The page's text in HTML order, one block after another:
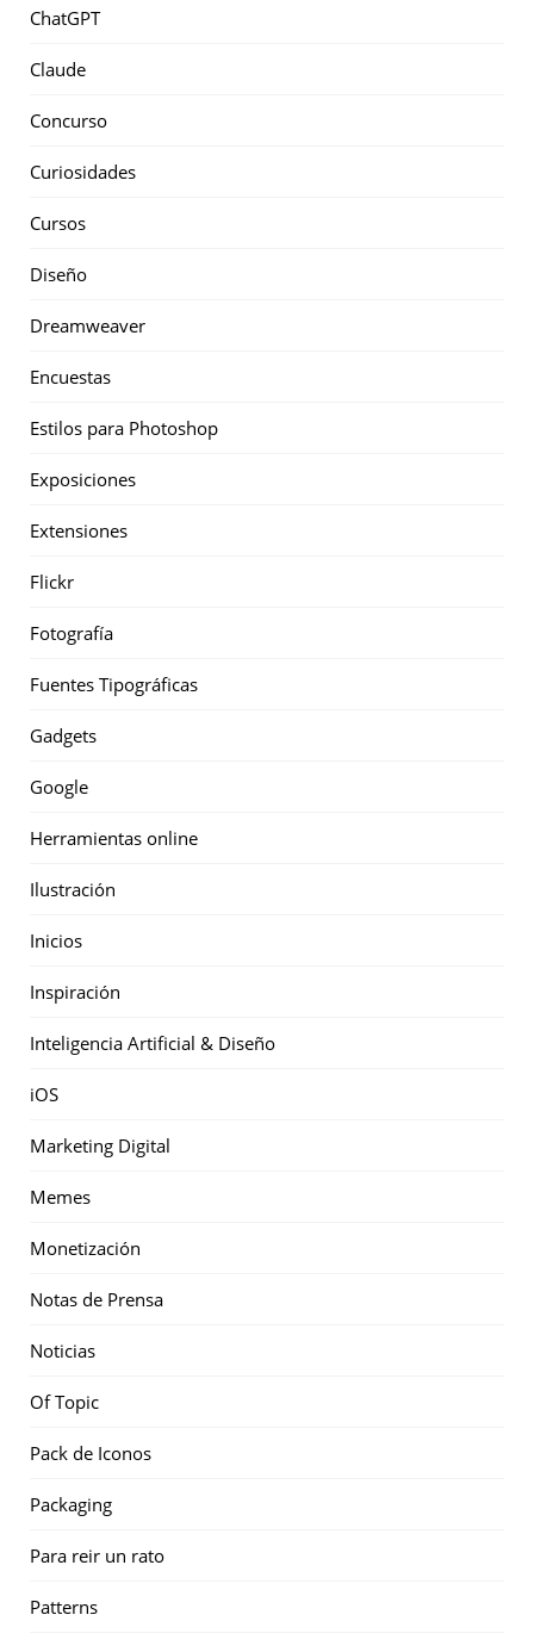
ChatGPT
Claude
Concurso
Curiosidades
Cursos
Diseño
Dreamweaver
Encuestas
Estilos para Photoshop
Exposiciones
Extensiones
Flickr
Fotografía
Fuentes Tipográficas
Gadgets
Google
Herramientas online
Ilustración
Inicios
Inspiración
Inteligencia Artificial & Diseño
iOS
Marketing Digital
Memes
Monetización
Notas de Prensa
Noticias
Of Topic
Pack de Iconos
Packaging
Para reir un rato
Patterns